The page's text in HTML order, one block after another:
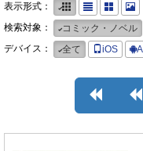
表示形式：
検索対象：
コミック・ノベル
デバイス：
全て iOS